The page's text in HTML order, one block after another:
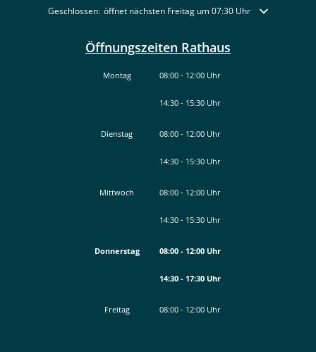
Klicken, um weitere Öffnungs- oder Schließzeiten auszublenden
Geschlossen: öffnet nächsten Freitag um 07:30 Uhr
Öffnungszeiten Rathaus
Montag 08:00- 12:00Uhr
Von 08:00 bis 12:00 Uhr
14:30- 15:30Uhr
Von 14:30 bis 15:30 Uhr
Dienstag 08:00- 12:00Uhr
Von 08:00 bis 12:00 Uhr
14:30- 15:30Uhr
Von 14:30 bis 15:30 Uhr
Mittwoch 08:00- 12:00Uhr
Von 08:00 bis 12:00 Uhr
14:30- 15:30Uhr
Von 14:30 bis 15:30 Uhr
Donnerstag 08:00- 12:00Uhr
Von 08:00 bis 12:00 Uhr
14:30- 17:30Uhr
Von 14:30 bis 17:30 Uhr
Freitag 08:00- 12:00Uhr